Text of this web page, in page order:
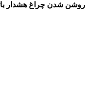
روشن شدن چراغ هشدار